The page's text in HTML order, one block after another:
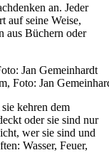
an. Jeder
auf seine Weise,
aus Büchern oder
Foto: Jan
kehren dem
oder sie sind nur
wer sie sind und
Wasser, Feuer,